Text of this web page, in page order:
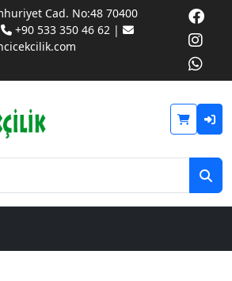
Cad. No:48 70400
+90 533 350 46 62 |